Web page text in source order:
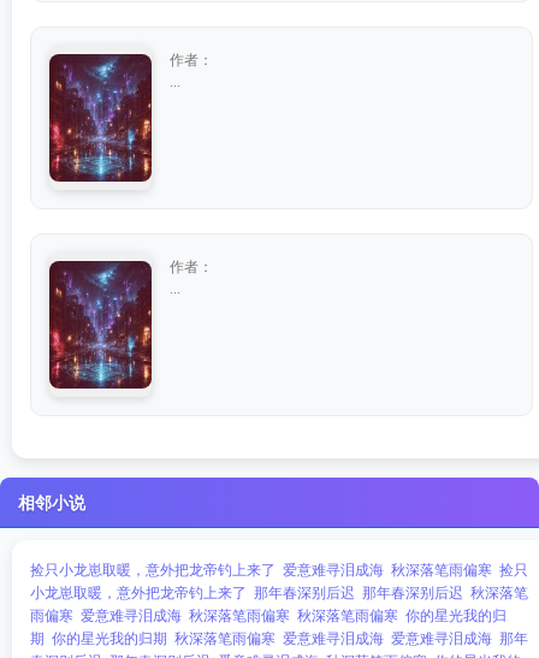
作者：
作者：
相邻小说
捡只小龙崽取暖，意外把龙帝钓上来了 爱意难寻泪成海 秋深落笔雨偏寒 捡只
小龙崽取暖，意外把龙帝钓上来了 那年春深别后迟 那年春深别后迟 秋深落笔
雨偏寒 爱意难寻泪成海 秋深落笔雨偏寒 秋深落笔雨偏寒 你的星光我的归
期 你的星光我的归期 秋深落笔雨偏寒 爱意难寻泪成海 爱意难寻泪成海 那年